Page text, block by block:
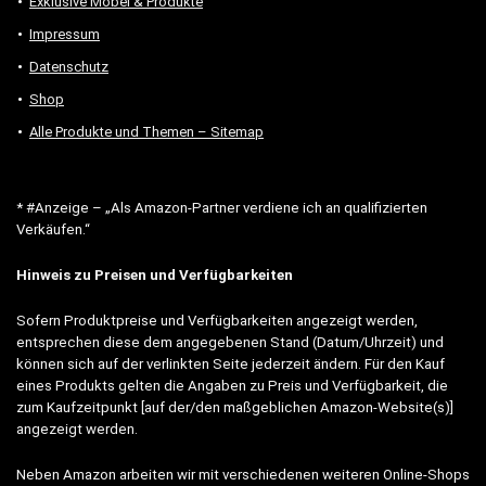
Impressum
Datenschutz
Shop
Alle Produkte und Themen – Sitemap
* #Anzeige – „Als Amazon-Partner verdiene ich an qualifizierten
Verkäufen.“
Hinweis zu Preisen und Verfügbarkeiten
Sofern Produktpreise und Verfügbarkeiten angezeigt werden,
entsprechen diese dem angegebenen Stand (Datum/Uhrzeit) und
können sich auf der verlinkten Seite jederzeit ändern. Für den Kauf
eines Produkts gelten die Angaben zu Preis und Verfügbarkeit, die
zum Kaufzeitpunkt [auf der/den maßgeblichen Amazon-Website(s)]
angezeigt werden.
Neben Amazon arbeiten wir mit verschiedenen weiteren Online-Shops